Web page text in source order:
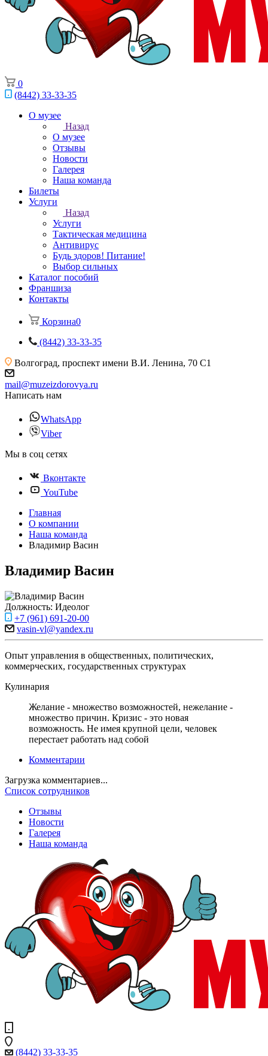
0
(8442) 33-33-35
О музее
Назад
О музее
Отзывы
Новости
Галерея
Наша команда
Билеты
Услуги
Назад
Услуги
Тактическая медицина
Антивирус
Будь здоров! Питание!
Выбор сильных
Каталог пособий
Франшиза
Контакты
Корзина0
(8442) 33-33-35
Волгоград, проспект имени В.И. Ленина, 70 С1
mail@muzeizdorovya.ru
Написать нам
WhatsApp
Viber
Мы в соц сетях
Вконтакте
YouTube
Главная
О компании
Наша команда
Владимир Васин
Владимир Васин
Должность: Идеолог
+7 (961) 691-20-00
vasin-vl@yandex.ru
Опыт управления в общественных, политических,
коммерческих, государственных структурах
Кулинария
Желание - множество возможностей, нежелание -
множество причин. Кризис - это новая
возможность. Не имея крупной цели, человек
перестает работать над собой
Комментарии
Загрузка комментариев...
Список сотрудников
Отзывы
Новости
Галерея
Наша команда
(8442) 33-33-35